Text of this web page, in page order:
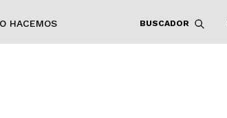
HACEMOS BUSCADOR